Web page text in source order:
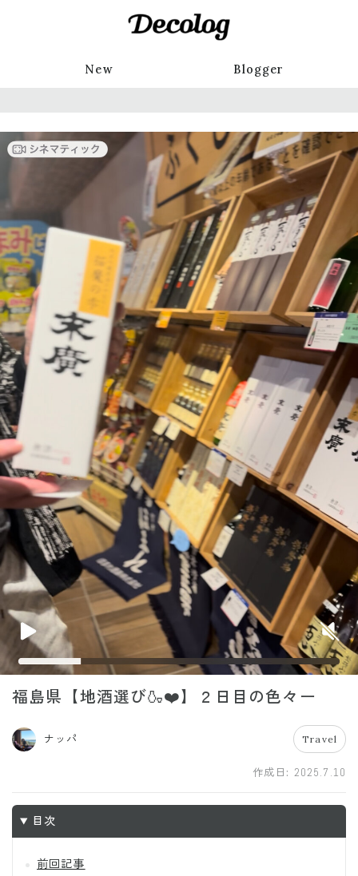
New Blogger
福島県【地酒選び🍶❤️】２日目の色々ー
ナッパ Travel
作成日: 2025.7.10
目次
前回記事